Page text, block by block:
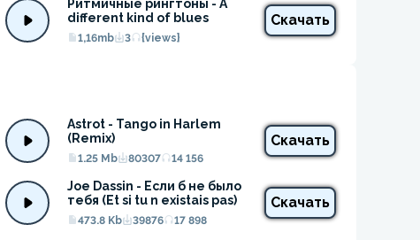
Ритмичные рингтоны - A
different kind of blues
1,16mb 3 {views}
Скачать
Astrot - Tango in Harlem
(Remix)
1.25 Mb 80307 14 156
Скачать
Joe Dassin - Если б не было
тебя (Et si tu n existais pas)
473.8 Kb 39876 17 898
Скачать